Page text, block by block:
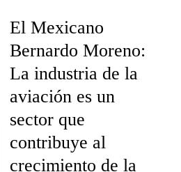
El Mexicano
Bernardo Moreno:
La industria de la
aviación es un
sector que
contribuye al
crecimiento de la